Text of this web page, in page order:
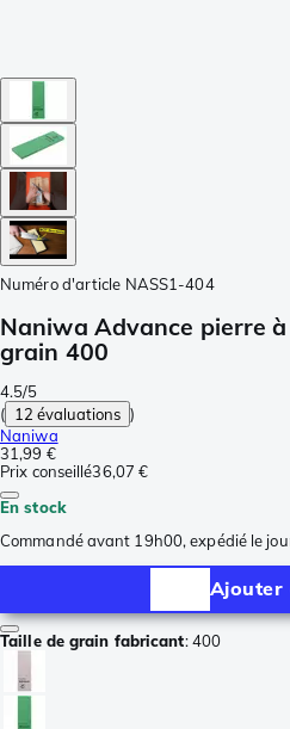
Numéro d'article NASS1-404
Naniwa Advance pierre
grain 400
4.5/5
( 12 évaluations )
Naniwa
31,99 €
Prix conseillé36,07 €
En stock
Commandé avant 19h00, expédié le
Ajouter
Taille de grain fabricant:400